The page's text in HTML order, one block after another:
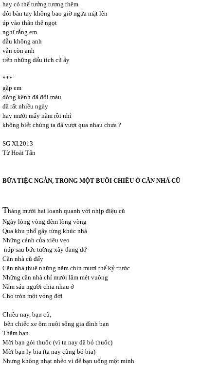
hay có thể tưởng tượng thêm
đôi bàn tay không bao giờ ngửa mặt lên
úp vào thân thể ngọt
nghĩ rằng em
dẫu không anh
vẫn còn anh
trên những dấu tích cũ ấy
***
gặp em
dòng kênh đã đổi màu
đã rất nhiều ngày
hay mười mấy năm rồi nhỉ
không biết chúng ta đã vượt qua nhau chưa ?
SG XI.2013
Từ Hoài Tấn
BỮA TIỆC NGẮN, TRONG MỘT BUỔI CHIỀU Ở CĂN NHÀ CŨ
Tháng mười hai loanh quanh với nhịp điệu cũ
Ngày lòng vòng đêm lòng vòng
Qua khu phố gãy từng khúc nhà
Những cánh cửa xiêu vẹo
núp sau bức tường xây dang dở
Căn nhà cũ đấy
Căn nhà thuê những năm chín mươi thế kỷ trước
Những căn nhà chỉ mười lăm mét vuông
Năm sáu người chia nhau ở
Cho tròn một vòng đời
Chiều nay, bạn cũ,
bên chiếc xe ôm nuôi sống gia đình bạn
Thăm bạn
Mời bạn gói thuốc (vì ta nay đã bỏ thuốc)
Mời bạn ly bia (ta nay cũng bỏ bia)
Nhưng không nhạt nhẽo vì để bạn uống một mình